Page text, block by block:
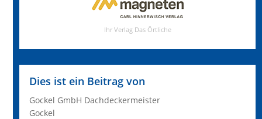
Dies ist ein Beitrag von
Gockel GmbH Dachdeckermeister
Gockel